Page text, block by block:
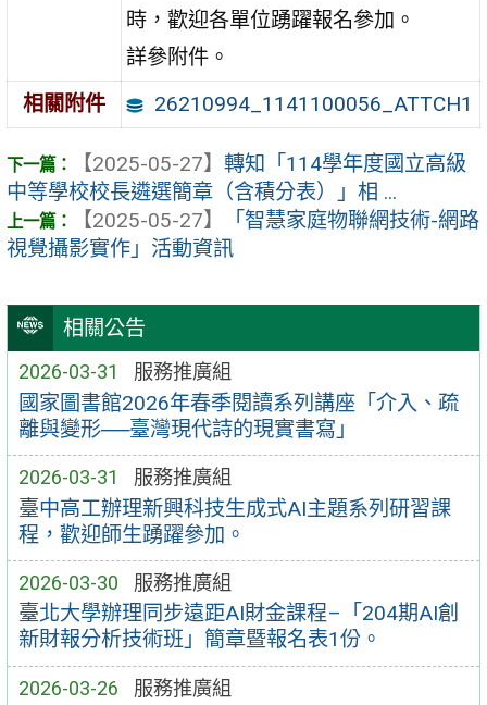
相關公告
2026-03-31 服務推廣組
國家圖書館2026年春季閱讀系列講座「介入、疏
離與變形──臺灣現代詩的現實書寫」
2026-03-31 服務推廣組
臺中高工辦理新興科技生成式AI主題系列研習課
程，歡迎師生踴躍參加。
2026-03-30 服務推廣組
臺北大學辦理同步遠距AI財金課程–「204期AI創
新財報分析技術班」簡章暨報名表1份。
2026-03-26 服務推廣組
時，歡迎各單位踴躍報名參加。
詳參附件。
相關附件
26210994_1141100056_ATTCH1
【2025-05-27】 轉知「114學年度國立高級
中等學校校長遴選簡章（含積分表）」相 ...
【2025-05-27】
「智慧家庭物聯網技術-網路
視覺攝影實作」活動資訊